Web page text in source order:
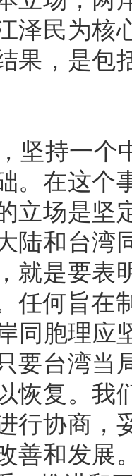
泽民为核
果，是包
坚持一个
。在这个
立场是坚
陆和台湾
就是要表
何旨在制
同胞理
要台湾当
恢复。我
行协商，
善和发展